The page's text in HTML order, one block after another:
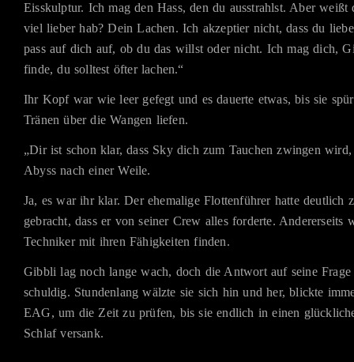
Eisskulptur. Ich mag den Hass, den du ausstrahlst. Aber
viel lieber hab? Dein Lachen. Ich akzeptier nicht, dass du
pass auf dich auf, ob du das willst oder nicht. Ich mag dich,
finde, du solltest öfter lachen.“
Ihr Kopf war wie leer gefegt und es dauerte etwas, bis sie
Tränen über die Wangen liefen.
„Dir ist schon klar, dass Sky dich zum Tauchen zwingen wird,
Abyss nach einer Weile.
Ja, es war ihr klar. Der ehemalige Flottenführer hatte deutlich
gebracht, dass er von seiner Crew alles forderte. Andererseits
Techniker mit ihren Fähigkeiten finden.
Gibbli lag noch lange wach, doch die Antwort auf seine
schuldig. Stundenlang wälzte sie sich hin und her, blickte
EAG, um die Zeit zu prüfen, bis sie endlich in einen
Schlaf versank.